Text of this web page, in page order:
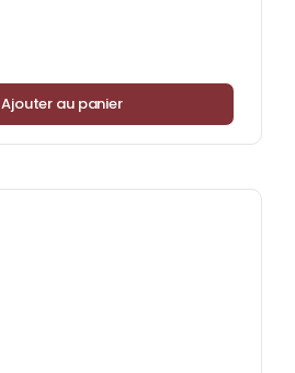
Ajouter au panier